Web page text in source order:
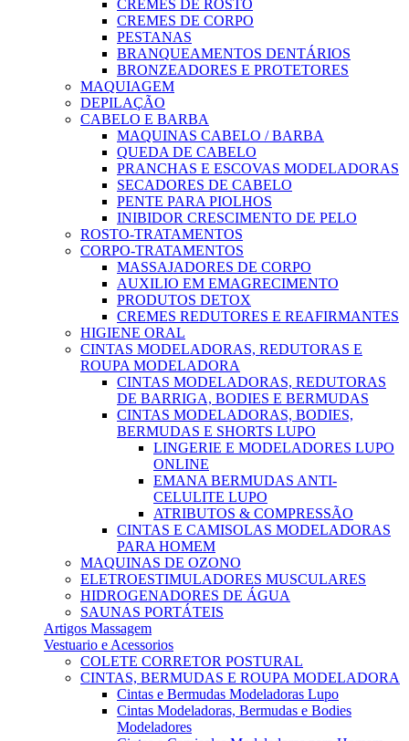
CREMES DE ROSTO
CREMES DE CORPO
PESTANAS
BRANQUEAMENTOS DENTÁRIOS
BRONZEADORES E PROTETORES
MAQUIAGEM
DEPILAÇÃO
CABELO E BARBA
MAQUINAS CABELO / BARBA
QUEDA DE CABELO
PRANCHAS E ESCOVAS MODELADORAS
SECADORES DE CABELO
PENTE PARA PIOLHOS
INIBIDOR CRESCIMENTO DE PELO
ROSTO-TRATAMENTOS
CORPO-TRATAMENTOS
MASSAJADORES DE CORPO
AUXILIO EM EMAGRECIMENTO
PRODUTOS DETOX
CREMES REDUTORES E REAFIRMANTES
HIGIENE ORAL
CINTAS MODELADORAS, REDUTORAS E
ROUPA MODELADORA
CINTAS MODELADORAS, REDUTORAS
DE BARRIGA, BODIES E BERMUDAS
CINTAS MODELADORAS, BODIES,
BERMUDAS E SHORTS LUPO
LINGERIE E MODELADORES LUPO
ONLINE
EMANA BERMUDAS ANTI-
CELULITE LUPO
ATRIBUTOS & COMPRESSÃO
CINTAS E CAMISOLAS MODELADORAS
PARA HOMEM
MAQUINAS DE OZONO
ELETROESTIMULADORES MUSCULARES
HIDROGENADORES DE ÁGUA
SAUNAS PORTÁTEIS
Artigos Massagem
Vestuario e Acessorios
COLETE CORRETOR POSTURAL
CINTAS, BERMUDAS E ROUPA MODELADORA
Cintas e Bermudas Modeladoras Lupo
Cintas Modeladoras, Bermudas e Bodies
Modeladores